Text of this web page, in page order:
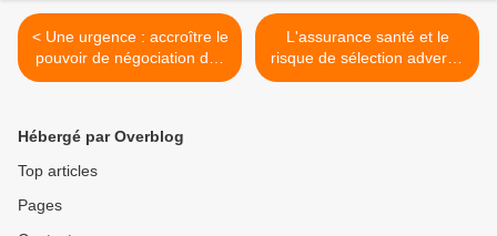
< Une urgence : accroître le
pouvoir de négociation des
salariés !
L'assurance santé et le
risque de sélection adverse
>
Hébergé par Overblog
Top articles
Pages